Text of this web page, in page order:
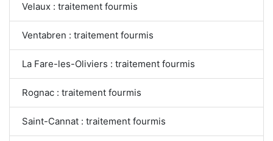
Velaux : traitement fourmis
Ventabren : traitement fourmis
La Fare-les-Oliviers : traitement fourmis
Rognac : traitement fourmis
Saint-Cannat : traitement fourmis